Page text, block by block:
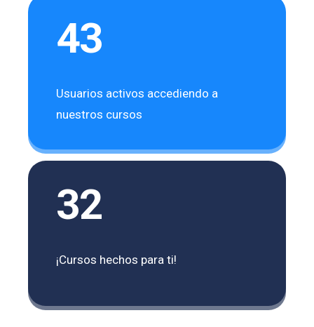
43
Usuarios activos accediendo a
nuestros cursos
32
¡Cursos hechos para ti!